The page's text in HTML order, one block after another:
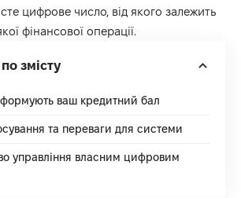
цифрове число, від якого залежить
фінансової операції.
змісту
ваш кредитний бал
та переваги для системи
управління власним цифровим